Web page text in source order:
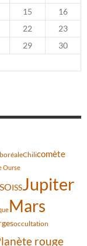
15
16
22
23
29
30
Chilicomète
Ourse
ISSJupiter
Mars
occultation
rouge